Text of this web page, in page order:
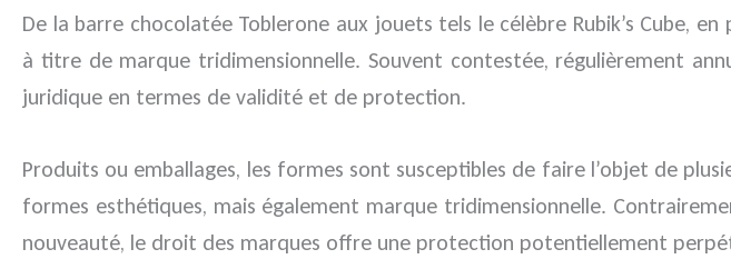
De la barre chocolatée Toblerone aux jouets tels le célèbre Rubik’s Cube,
à titre de marque tridimensionnelle. Souvent contestée, régulièrement
juridique en termes de validité et de protection.
Produits ou emballages, les formes sont susceptibles de faire l’objet de
formes esthétiques, mais également marque tridimensionnelle.
nouveauté, le droit des marques offre une protection potentiellement